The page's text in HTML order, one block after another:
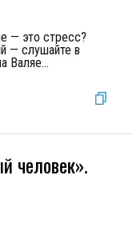
— это стресс?
— слушайте в
Валяе...
человек».